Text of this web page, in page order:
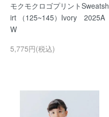
モクモクロゴプリントSweatsh
irt （125~145）Ivory 2025A
W
5,775円(税込)